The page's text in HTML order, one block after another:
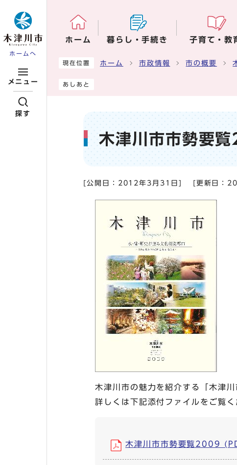
ホームへ
メニュー
探す
ホーム 暮らし・手続き 子育て・教
ここから本文です
現在位置 ホーム 市政情報 市の概要
あしあと
木津川市市勢要
[公開日： 2012年3月31日 [更新日：
木津川市の魅力を紹介する「木
詳しくは下記添付ファイルをご覧く
木津川市市勢要覧2009